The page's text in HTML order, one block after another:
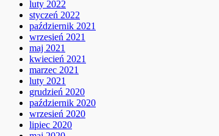
luty 2022
styczeń 2022
październik 2021
wrzesień 2021
maj 2021
kwiecień 2021
marzec 2021
luty 2021
grudzień 2020
październik 2020
wrzesień 2020
lipiec 2020